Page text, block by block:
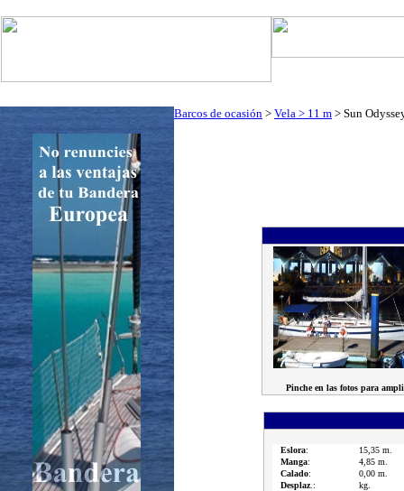
Barcos de ocasión > Vela > 11 m > Sun
Pinche en las fotos para
Eslora:
15,35 m.
Manga:
4,85 m.
Calado:
0,00 m.
Desplaz.:
kg.